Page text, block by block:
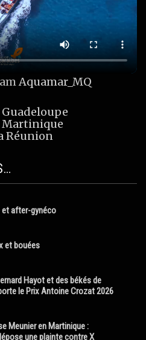
Aquamar_MQ
Martinique
Réunion
et after-gynéco
et bouées
Hayot et des békés de
le Prix Antoine Crozat 2026
Meunier en Martinique :
une plainte contre X